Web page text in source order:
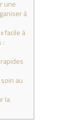
une
à
facile à
:
au
la